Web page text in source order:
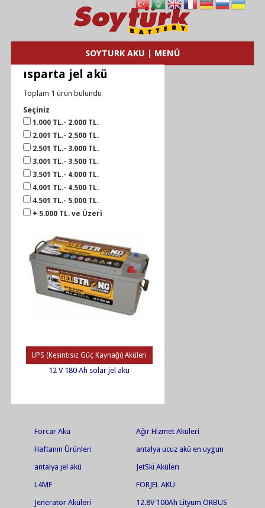
SOYTURK AKU | MENÜ
ısparta jel akü
Toplam 1 ürün bulundu
Seçiniz
1.000 TL.- 2.000 TL.
2.001 TL.- 2.500 TL.
2.501 TL.- 3.000 TL.
3.001 TL.- 3.500 TL.
3.501 TL.- 4.000 TL.
4.001 TL.- 4.500 TL.
4.501 TL.- 5.000 TL.
+ 5.000 TL. ve Üzeri
UPS (Kesintisiz Güç Kaynağı) Aküleri
12 V 180 Ah solar jel akü
Forcar Akü
Ağır Hizmet Aküleri
Haftanın Ürünleri
antalya ucuz akü en uygun
akü jel akü en ucuz jel akü
antalya jel akü
JetSki Aküleri
L4MF
FORJEL AKÜ
Jeneratör Aküleri
12.8V 100Ah Lityum ORBUS